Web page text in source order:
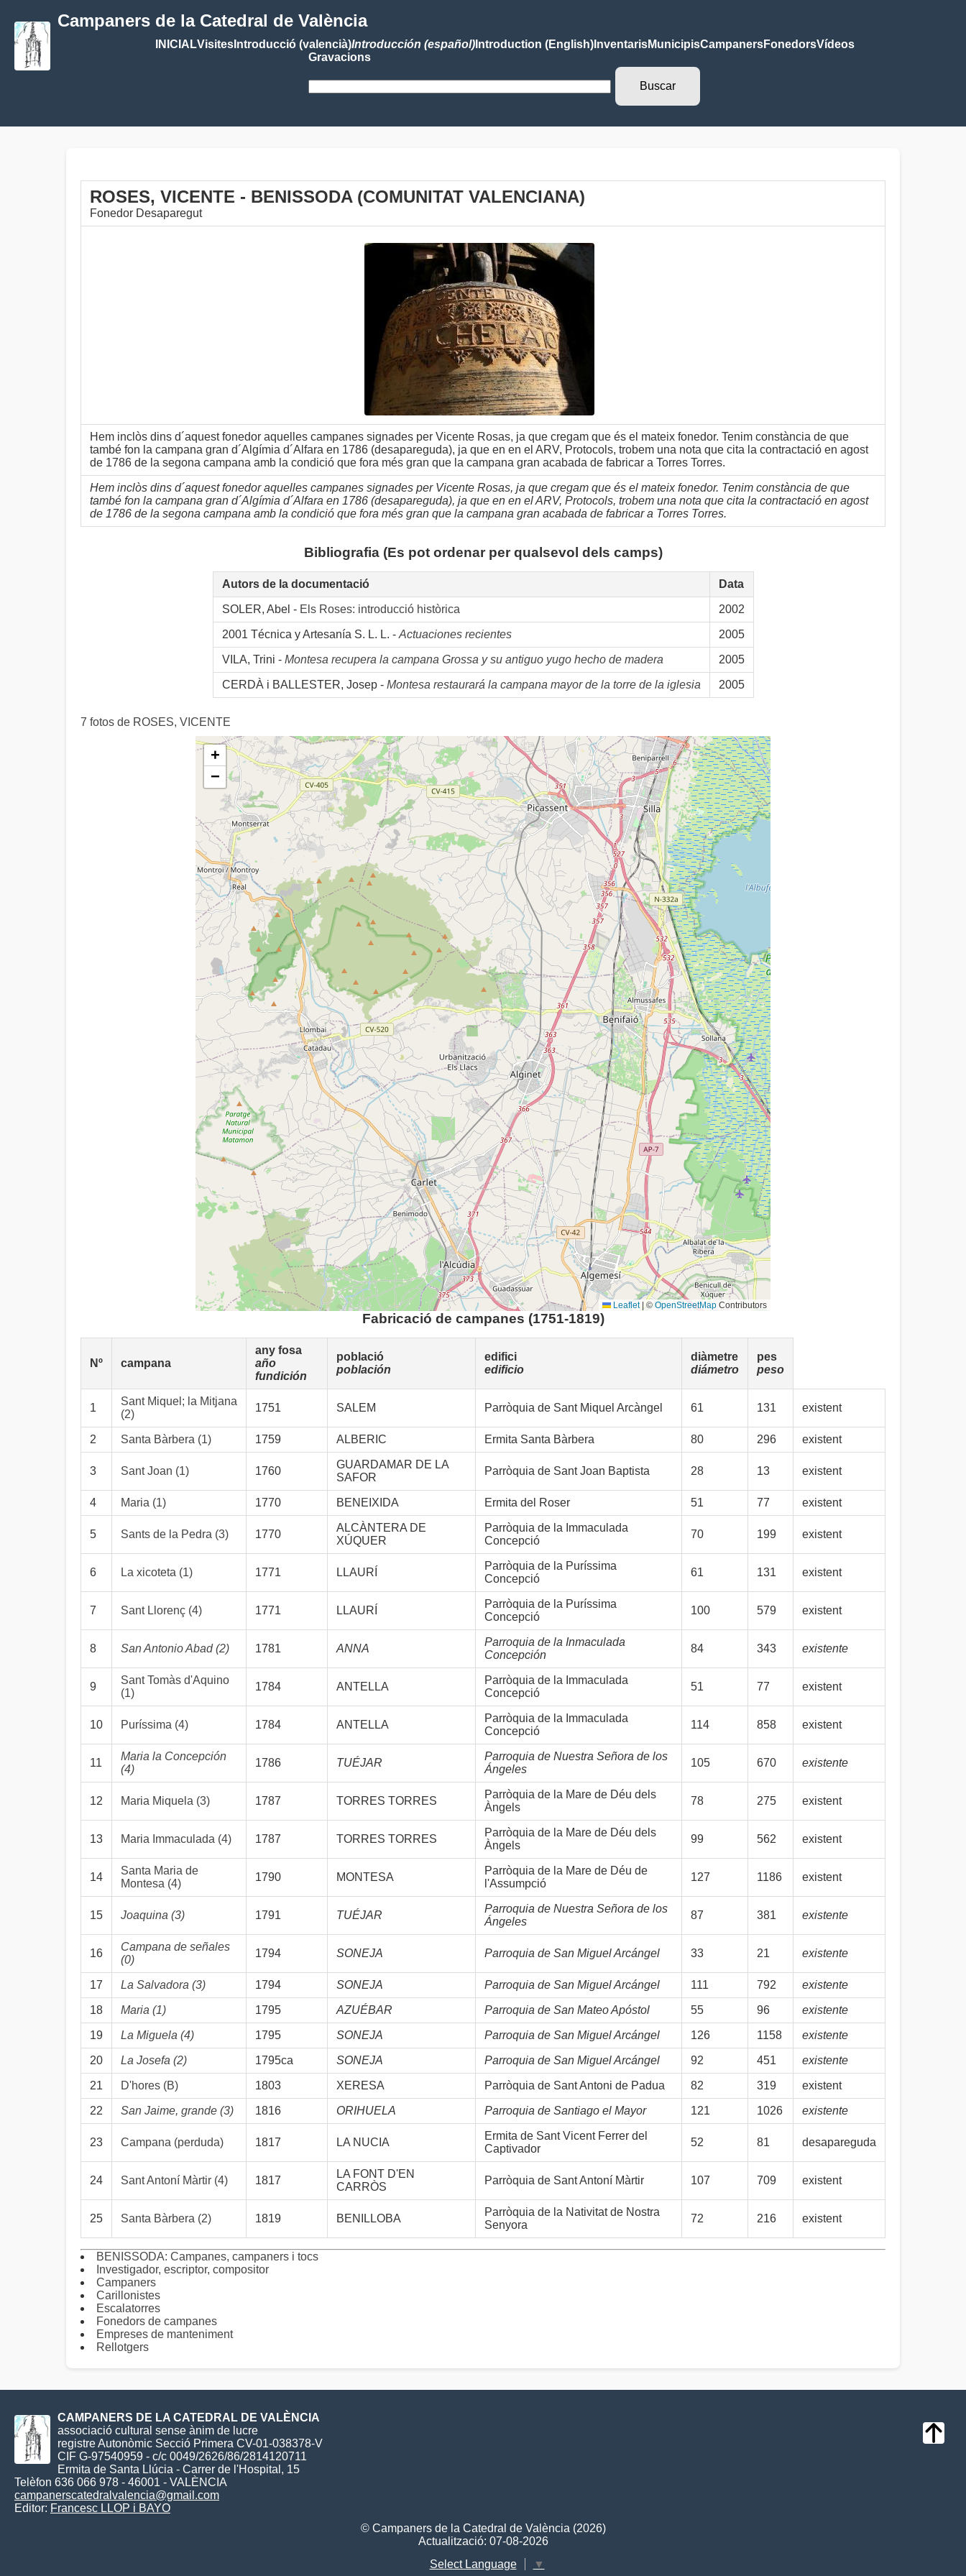
Campaners de la Catedral de València
INICIALVisitesIntroducció (valencià)Introducción (español)Introduction (English)InventarisMunicipisCampanersFonedorsVídeos
Gravacions
ROSES, VICENTE - BENISSODA (COMUNITAT VALENCIANA)
Fonedor Desaparegut
Hem inclòs dins d´aquest fonedor aquelles campanes signades per Vicente Rosas, ja que cregam que és el mateix fonedor. Tenim constància de que
també fon la campana gran d´Algímia d´Alfara en 1786 (desapareguda), ja que en en el ARV, Protocols, trobem una nota que cita la contractació en agost
de 1786 de la segona campana amb la condició que fora més gran que la campana gran acabada de fabricar a Torres Torres.
Hem inclòs dins d´aquest fonedor aquelles campanes signades per Vicente Rosas, ja que cregam que és el mateix fonedor. Tenim constància de que
també fon la campana gran d´Algímia d´Alfara en 1786 (desapareguda), ja que en en el ARV, Protocols, trobem una nota que cita la contractació en agost
de 1786 de la segona campana amb la condició que fora més gran que la campana gran acabada de fabricar a Torres Torres.
Bibliografia (Es pot ordenar per qualsevol dels camps)
Autors de la documentació Data
SOLER, Abel - Els Roses: introducció històrica 2002
2001 Técnica y Artesanía S. L. L. - Actuaciones recientes 2005
VILA, Trini - Montesa recupera la campana Grossa y su antiguo yugo hecho de madera 2005
CERDÀ i BALLESTER, Josep - Montesa restaurará la campana mayor de la torre de la iglesia 2005
7 fotos de ROSES, VICENTE
+
−
Leaflet © OpenStreetMap Contributors
Fabricació de campanes (1751-1819)
Nº campana
any fosa
año
fundición
població
población
edifici
edificio
diàmetre
diámetro
pes
peso
1
Sant Miquel; la Mitjana
(2)
1751 SALEM Parròquia de Sant Miquel Arcàngel 61 131 existent
2 Santa Bàrbera (1) 1759 ALBERIC Ermita Santa Bàrbera 80 296 existent
3 Sant Joan (1) 1760
GUARDAMAR DE LA
SAFOR
Parròquia de Sant Joan Baptista 28 13 existent
4 Maria (1) 1770 BENEIXIDA Ermita del Roser 51 77 existent
5 Sants de la Pedra (3) 1770
ALCÀNTERA DE
XÚQUER
Parròquia de la Immaculada
Concepció
70 199 existent
6 La xicoteta (1) 1771 LLAURÍ
Parròquia de la Puríssima
Concepció
61 131 existent
7 Sant Llorenç (4) 1771 LLAURÍ
Parròquia de la Puríssima
Concepció
100 579 existent
8 San Antonio Abad (2) 1781 ANNA
Parroquia de la Inmaculada
Concepción
84 343 existente
9
Sant Tomàs d'Aquino
(1)
1784 ANTELLA
Parròquia de la Immaculada
Concepció
51 77 existent
10 Puríssima (4) 1784 ANTELLA
Parròquia de la Immaculada
Concepció
114 858 existent
11
Maria la Concepción
(4)
1786 TUÉJAR
Parroquia de Nuestra Señora de los
Ángeles
105 670 existente
12 Maria Miquela (3) 1787 TORRES TORRES
Parròquia de la Mare de Déu dels
Àngels
78 275 existent
13 Maria Immaculada (4) 1787 TORRES TORRES
Parròquia de la Mare de Déu dels
Àngels
99 562 existent
14
Santa Maria de
Montesa (4)
1790 MONTESA
Parròquia de la Mare de Déu de
l'Assumpció
127 1186 existent
15 Joaquina (3) 1791 TUÉJAR
Parroquia de Nuestra Señora de los
Ángeles
87 381 existente
16
Campana de señales
(0)
1794 SONEJA Parroquia de San Miguel Arcángel 33 21 existente
17 La Salvadora (3) 1794 SONEJA Parroquia de San Miguel Arcángel 111 792 existente
18 Maria (1) 1795 AZUÉBAR Parroquia de San Mateo Apóstol 55 96 existente
19 La Miguela (4) 1795 SONEJA Parroquia de San Miguel Arcángel 126 1158 existente
20 La Josefa (2) 1795ca SONEJA Parroquia de San Miguel Arcángel 92 451 existente
21 D'hores (B) 1803 XERESA Parròquia de Sant Antoni de Padua 82 319 existent
22 San Jaime, grande (3) 1816 ORIHUELA Parroquia de Santiago el Mayor 121 1026 existente
23 Campana (perduda) 1817 LA NUCIA
Ermita de Sant Vicent Ferrer del
Captivador
52 81 desapareguda
24 Sant Antoní Màrtir (4) 1817
LA FONT D'EN
CARRÒS
Parròquia de Sant Antoní Màrtir 107 709 existent
25 Santa Bàrbera (2) 1819 BENILLOBA
Parròquia de la Nativitat de Nostra
Senyora
72 216 existent
BENISSODA: Campanes, campaners i tocs
Investigador, escriptor, compositor
Campaners
Carillonistes
Escalatorres
Fonedors de campanes
Empreses de manteniment
Rellotgers
CAMPANERS DE LA CATEDRAL DE VALÈNCIA
associació cultural sense ànim de lucre
registre Autonòmic Secció Primera CV-01-038378-V
CIF G-97540959 - c/c 0049/2626/86/2814120711
Ermita de Santa Llúcia - Carrer de l'Hospital, 15
Telèfon 636 066 978 - 46001 - VALÈNCIA
campanerscatedralvalencia@gmail.com
Editor: Francesc LLOP i BAYO
© Campaners de la Catedral de València (2026)
Actualització: 07-08-2026
Select Language
▼